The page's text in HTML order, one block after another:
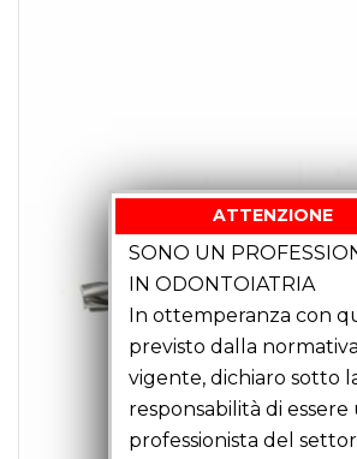
ATTENZIONE
SONO UN
IN ODONTOIATRIA
In ottemperanza con
previsto dalla normativa
vigente, dichiaro sotto
responsabilità di essere
professionista del